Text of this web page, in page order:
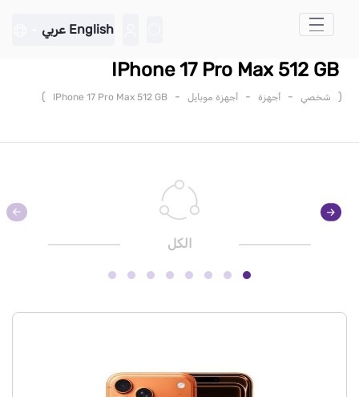
تخطي إلى المحتوى الرئيسي
English عربي
IPhone 17 Pro Max 512 GB
( شخصي - أجهزة - أجهزة موبايل -
IPhone 17 Pro Max 512 GB
)
الكل